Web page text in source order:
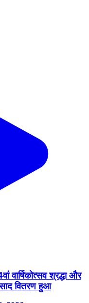
वार्षिकोत्सव श्रद्धा और
वितरण हुआ